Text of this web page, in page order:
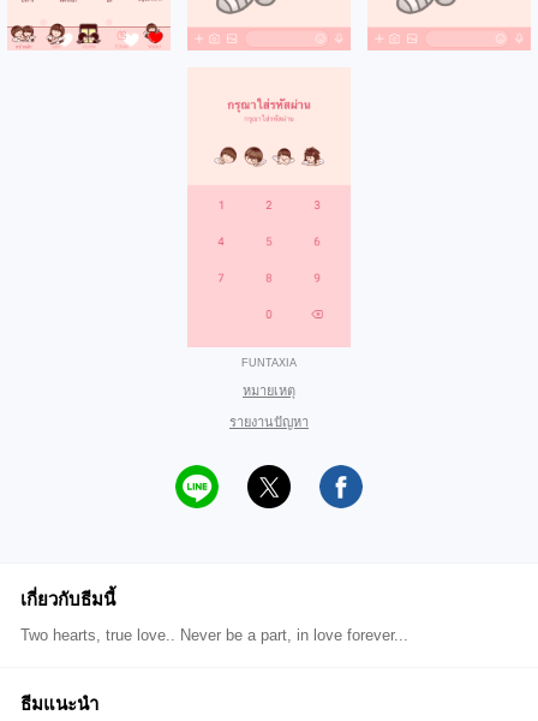
FUNTAXIA
หมายเหตุ
รายงานปัญหา
เกี่ยวกับธีมนี้
Two hearts, true love.. Never be a part, in love forever...
ธีมแนะนำ